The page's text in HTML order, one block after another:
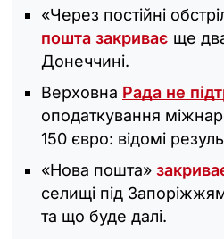
«Через постійні
пошта закриває ще
Донеччині.
Верховна Рада не
оподаткування
150 євро: відомі
«Нова пошта»
селищі під
та що буде далі.